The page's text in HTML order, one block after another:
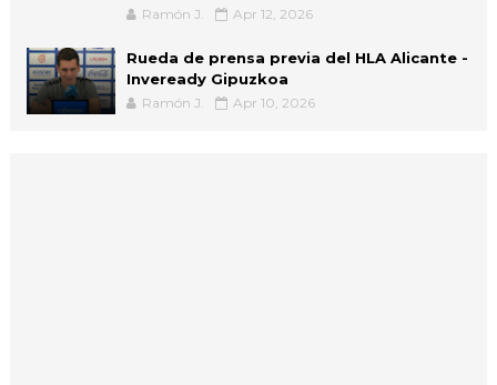
Ramón J. Apr 12, 2026
Rueda de prensa previa del HLA Alicante -
Inveready Gipuzkoa
Ramón J. Apr 10, 2026